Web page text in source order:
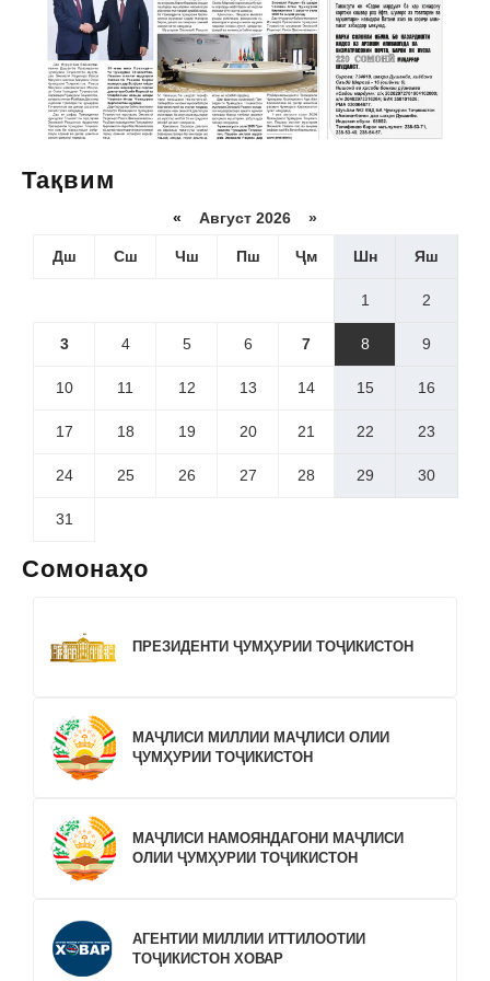
Тақвим
« Август 2026 »
Дш Сш Чш Пш Ҷм Шн Яш
1 2
3 4 5 6 7 8 9
10 11 12 13 14 15 16
17 18 19 20 21 22 23
24 25 26 27 28 29 30
31
Сомонаҳо
ПРЕЗИДЕНТИ ҶУМҲУРИИ ТОҶИКИСТОН
МАҶЛИСИ МИЛЛИИ МАҶЛИСИ ОЛИИ
ҶУМҲУРИИ ТОҶИКИСТОН
МАҶЛИСИ НАМОЯНДАГОНИ МАҶЛИСИ
ОЛИИ ҶУМҲУРИИ ТОҶИКИСТОН
АГЕНТИИ МИЛЛИИ ИТТИЛООТИИ
ТОҶИКИСТОН ХОВАР